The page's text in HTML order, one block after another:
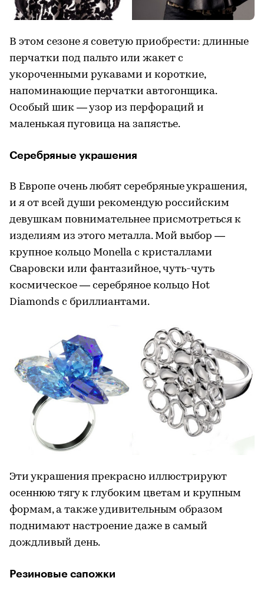
В этом сезоне я советую приобрести: длинные
перчатки под пальто или жакет с
укороченными рукавами и короткие,
напоминающие перчатки автогонщика.
Особый шик — узор из перфораций и
маленькая пуговица на запястье.
Серебряные украшения
В Европе очень любят серебряные украшения,
и я от всей души рекомендую российским
девушкам повнимательнее присмотреться к
изделиям из этого металла. Мой выбор —
крупное кольцо Monella с кристаллами
Сваровски или фантазийное, чуть-чуть
космическое — серебряное кольцо Hot
Diamonds с бриллиантами.
Эти украшения прекрасно иллюстрируют
осеннюю тягу к глубоким цветам и крупным
формам, а также удивительным образом
поднимают настроение даже в самый
дождливый день.
Резиновые сапожки